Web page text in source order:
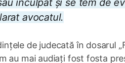
inculpat și se tem de
avocatul.
de judecată în dosarul
au mai audiați fost fosta